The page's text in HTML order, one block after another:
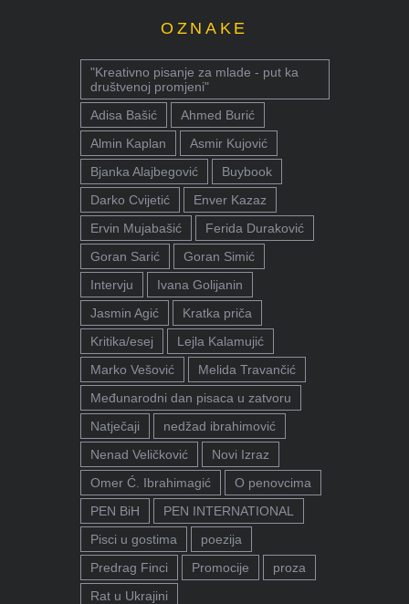
OZNAKE
"Kreativno pisanje za mlade - put ka
društvenoj promjeni"
Adisa Bašić
Ahmed Burić
Almin Kaplan
Asmir Kujović
Bjanka Alajbegović
Buybook
Darko Cvijetić
Enver Kazaz
Ervin Mujabašić
Ferida Duraković
Goran Sarić
Goran Simić
Intervju
Ivana Golijanin
Jasmin Agić
Kratka priča
Kritika/esej
Lejla Kalamujić
Marko Vešović
Melida Travančić
Međunarodni dan pisaca u zatvoru
Natječaji
nedžad ibrahimović
Nenad Veličković
Novi Izraz
Omer Ć. Ibrahimagić
O penovcima
PEN BiH
PEN INTERNATIONAL
Pisci u gostima
poezija
Predrag Finci
Promocije
proza
Rat u Ukrajini